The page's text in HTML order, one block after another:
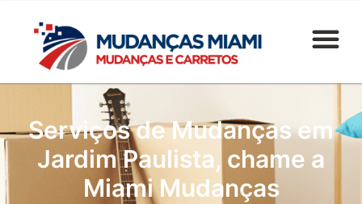
Serviços de Mudanças em
Jardim Paulista, chame a
Miami Mudanças